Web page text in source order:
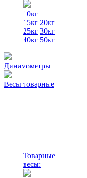
10кг
15кг 20кг
25кг 30кг
40кг 50кг
Динамометры
Весы товарные
Товарные
весы: